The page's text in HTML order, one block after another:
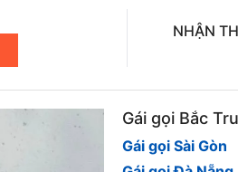
NHẬN
Gái gọi Bắc
Gái gọi Sài Gòn